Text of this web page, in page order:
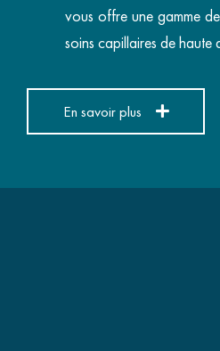
vous offre une gamme
soins capillaires de haute
En savoir plus